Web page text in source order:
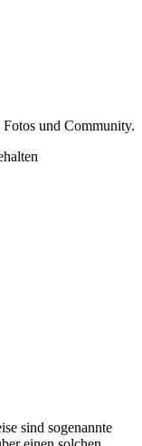
und Community.
sind sogenannte